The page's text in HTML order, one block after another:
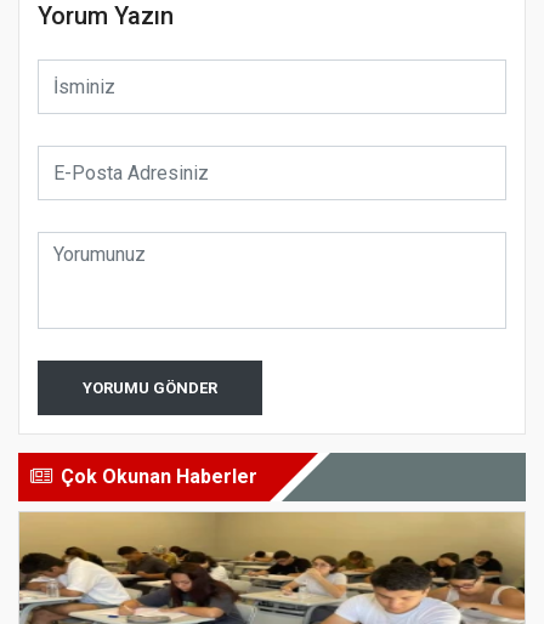
Yorum Yazın
YORUMU GÖNDER
Çok Okunan Haberler